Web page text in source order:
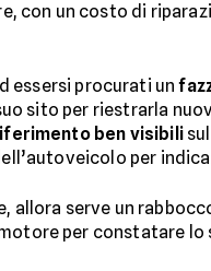
un costo di
essersi procurati un
sito per riestrarla
ben visibili
per
allora serve un
per constatare lo